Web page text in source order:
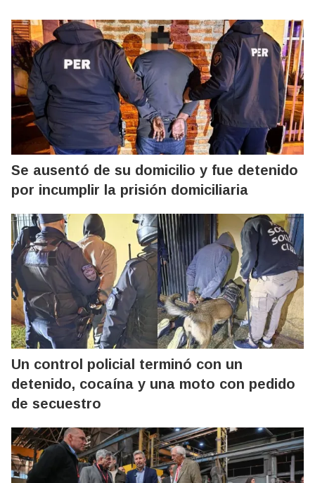
Se ausentó de su domicilio y fue detenido
por incumplir la prisión domiciliaria
Un control policial terminó con un
detenido, cocaína y una moto con pedido
de secuestro